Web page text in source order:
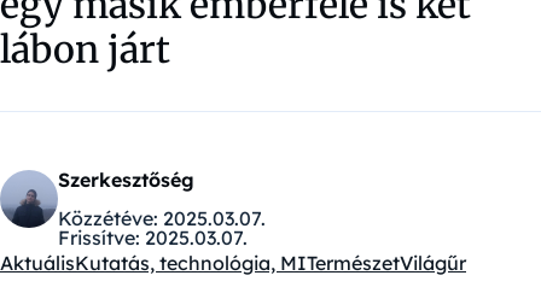
lábon járt
Szerkesztőség
Közzétéve: 2025.03.07.
Frissítve: 2025.03.07.
Kategóriák:
AktuálisKutatás, technológia, MITermészetVilágűr